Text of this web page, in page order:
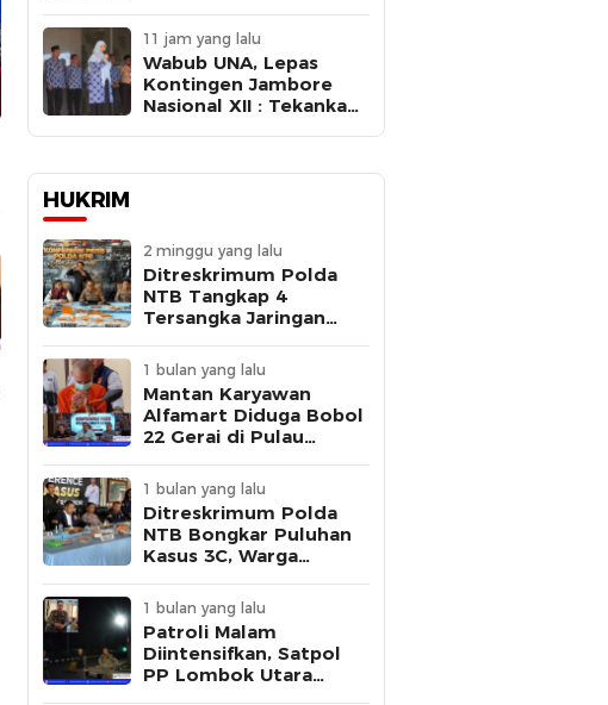
Pembangunan untuk
Dekatkan Pelayanan
Pemasyarakatan
11 jam yang lalu
Wabub UNA, Lepas
Kontingen Jambore
Nasional XII : Tekankan
HUKRIM
2 minggu yang lalu
Ditreskrimum Polda
NTB Tangkap 4
Tersangka Jaringan
1 bulan yang lalu
Mantan Karyawan
Alfamart Diduga Bobol
22 Gerai di Pulau
Modus Pelaku
1 bulan yang lalu
Ditreskrimum Polda
NTB Bongkar Puluhan
Kasus 3C, Warga
Kewaspadaan
1 bulan yang lalu
Patroli Malam
Diintensifkan, Satpol
PP Lombok Utara